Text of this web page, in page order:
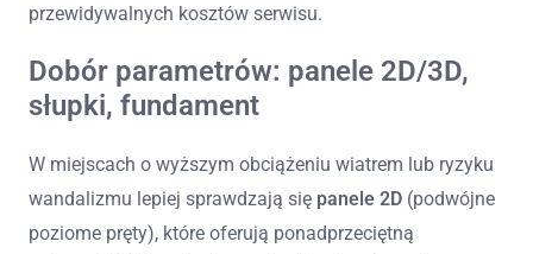
przewidywalnych kosztów serwisu.
Dobór parametrów: panele 2D/3D,
słupki, fundament
W miejscach o wyższym obciążeniu wiatrem lub ryzyku
wandalizmu lepiej sprawdzają się panele 2D (podwójne
poziome pręty), które oferują ponadprzeciętną